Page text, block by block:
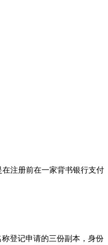
注册前在一家背书银行支付
登记申请的三份副本，身份